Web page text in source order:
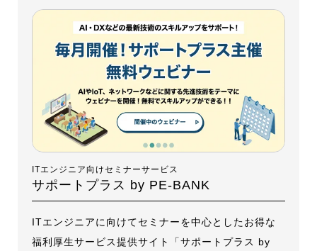
ITエンジニア向けセミナーサービス
サポートプラス by PE-BANK
ITエンジニアに向けてセミナーを中心としたお得な
福利厚生サービス提供サイト「サポートプラス by